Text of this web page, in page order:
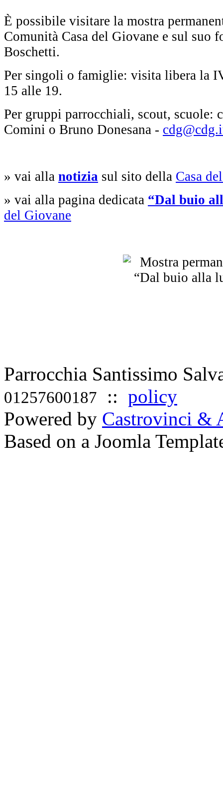
È possibile visitare la mostra
Comunità Casa del Giovane e sul suo
Boschetti.
Per singoli o famiglie: visita libera la
15 alle 19.
Per gruppi parrocchiali, scout, scuole:
Comini o Bruno Donesana -
» vai alla notizia sul sito della Casa
» vai alla pagina dedicata “Dal buio
del Giovane
Parrocchia Santissimo
01257600187 :: policy
Powered by Castrovinci &
Based on a Joomla